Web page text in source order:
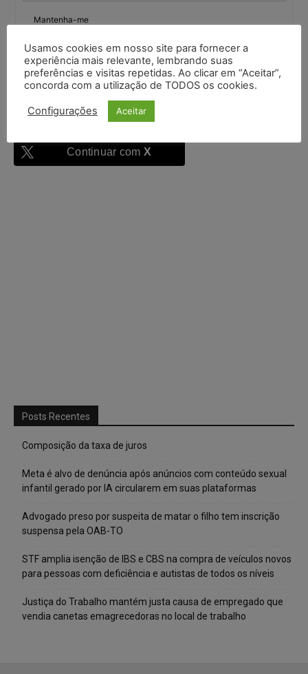
Mantenha-me
Entrar
Continuar comGoogle
Continuar com X
Posts Recentes
Composição da taxa de juros
Meta é alvo de denúncia após anúncios com conteúdo sexual
infantil gerado por IA circularem em suas plataformas
Advogado preso por suspeita de matar o filho tem inscrição
suspensa pela OAB-TO
STF amplia isenção de IBS e CBS na compra de veículos novos
para pessoas com deficiência e autistas de todos os níveis
Justiça do Trabalho mantém justa causa de empregado que
vendia canetas emagrecedoras no local de trabalho
Usamos cookies em nosso site para fornecer a
experiência mais relevante, lembrando suas
preferências e visitas repetidas. Ao clicar em “Aceitar”,
concorda com a utilização de TODOS os cookies.
Configurações Aceitar